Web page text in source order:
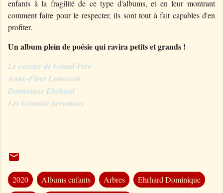
enfants à la fragilité de ce type d'albums, et en leur montrant
comment faire pour le respecter, ils sont tout à fait capables d'en
profiter.
Un album plein de poésie qui ravira petits et grands !
Le cerisier de Grand-Père
Anne-Flore Lemasson
Dominique Ehrhard
Les Grandes personnes
2020 Albums enfants Arbres
Ehrhard Dominique